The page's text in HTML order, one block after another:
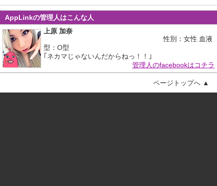
AppLinkの管理人はこんな人
上原 加奈
性別：女性 血液
型：O型
｢ネカマじゃないんだからねっ！！｣
管理人のfacebookはコチラ
ページトップへ ▲